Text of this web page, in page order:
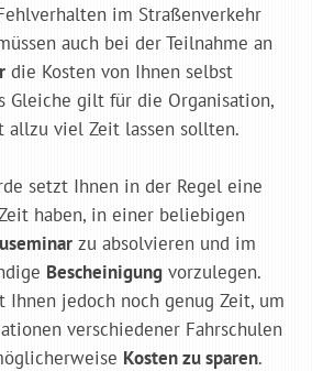
im Straßenverkehr
auch bei der Teilnahme an
die Kosten von Ihnen selbst
Gleiche gilt für die Organisation,
allzu viel Zeit lassen sollten.
setzt Ihnen in der Regel eine
haben, in einer beliebigen
zu absolvieren und im
Bescheinigung vorzulegen.
jedoch noch genug Zeit, um
verschiedener Fahrschulen
Kosten zu sparen.